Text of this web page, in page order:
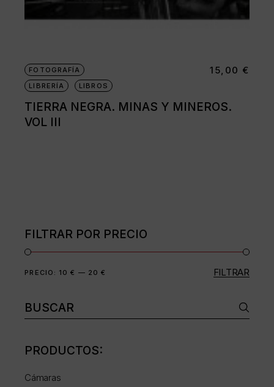
FOTOGRAFÍA
LIBRERÍA
LIBROS
TIERRA NEGRA. MINAS Y MINEROS.
VOL III
15,00 €
FILTRAR POR PRECIO
Precio
Precio FILTRAR
PRECIO: 10 € — 20 €
Buscar:
PRODUCTOS:
Cámaras